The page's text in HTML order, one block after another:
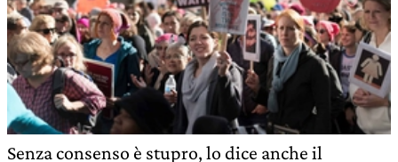
Senza consenso è stupro, lo dice anche il